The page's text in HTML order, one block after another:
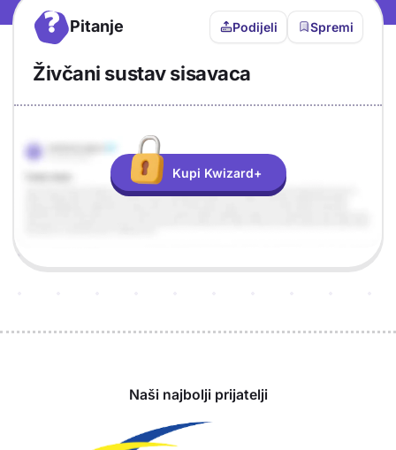
? Pitanje Podijeli Spremi
Živčani sustav sisavaca
Odgovor
Objašnjenje
Kupi Kwizard+
Naši najbolji prijatelji